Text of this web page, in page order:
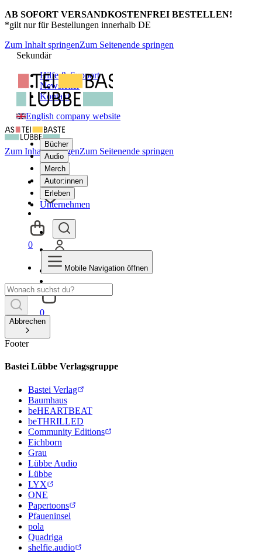
AB SOFORT VERSANDKOSTENFREI BESTELLEN!
*gilt nur für Bestellungen innerhalb DE
Zum Inhalt springenZum Seitenende springen
Sekundär
Hilfe & Support
Newsletter
Kontakt
English company website
Bücher
Audio
Merch
Autor:innen
Erleben
Unternehmen
0
Zum Inhalt springenZum Seitenende springen
0
Mobile Navigation öffnen
Abbrechen
Footer
Bastei Lübbe Verlagsgruppe
Bastei Verlag
Baumhaus
beHEARTBEAT
beTHRILLED
Community Editions
Eichborn
Grau
Lübbe Audio
Lübbe
LYX
ONE
Papertoons
Pfaueninsel
pola
Quadriga
shelfie.audio